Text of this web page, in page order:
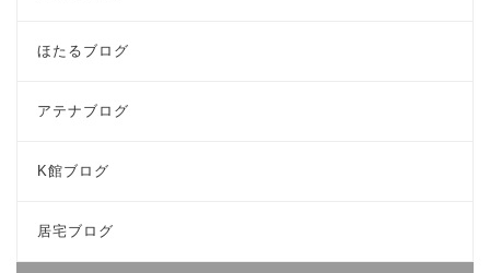
ほたるブログ
アテナブログ
K館ブログ
居宅ブログ